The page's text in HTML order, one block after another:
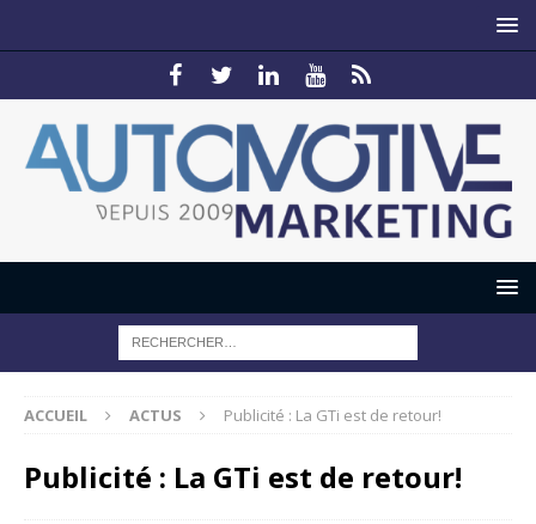
ACCUEIL ACTUS Publicité : La GTi est de retour!
Publicité : La GTi est de retour!